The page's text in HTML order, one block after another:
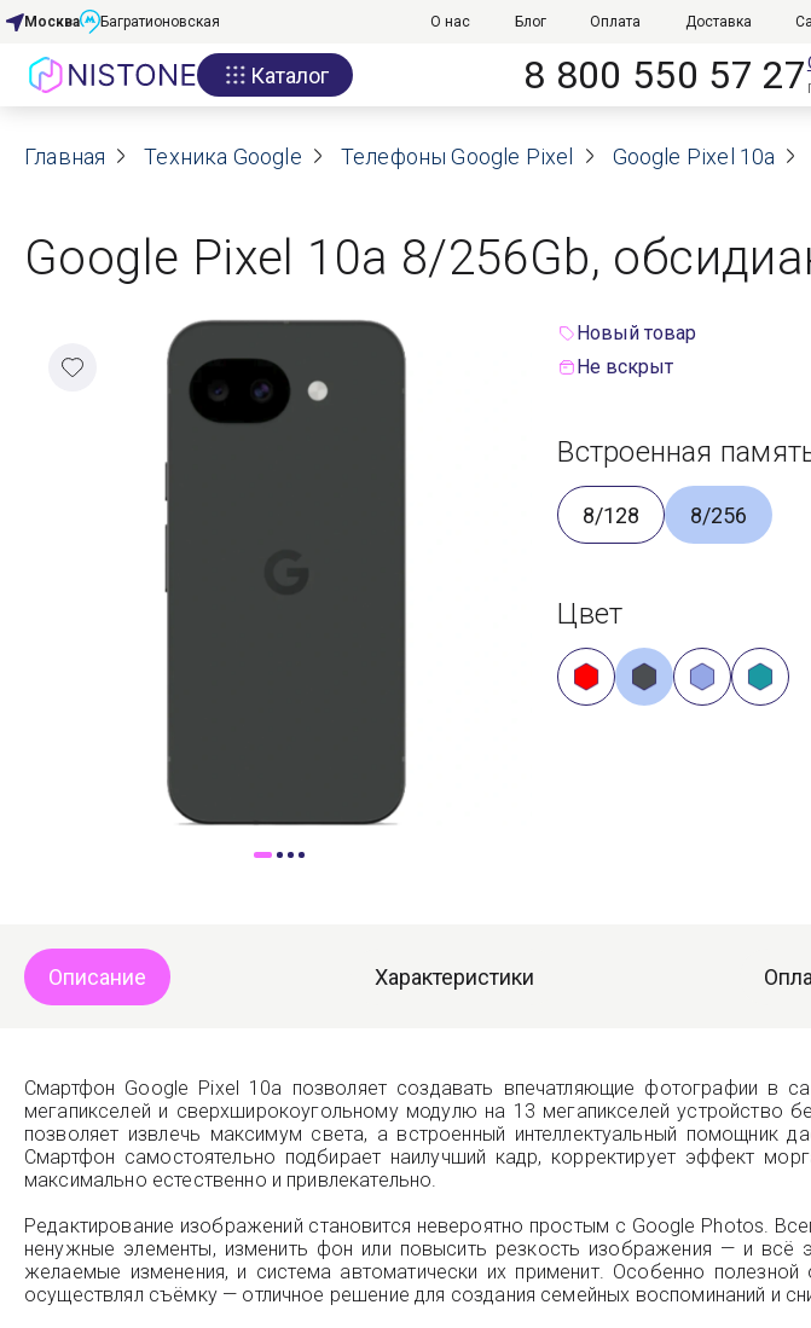
Акции
О нас
Договор оферты
Реквизиты
Контакты
Москва Багратионовская О нас Блог Оплата Доставка
Каталог 8 800 550 57 27
Главная Техника Google Телефоны Google Pixel Google Pixel 10a
Google Pixel 10a 8/256Gb,
Новый товар
Не вскрыт
Встроенная
8/128 8/256
Цвет
Описание Характеристики
Смартфон Google Pixel 10a позволяет создавать впечатляющие фотографии в
мегапикселей и сверхширокоугольному модулю на 13 мегапикселей
позволяет извлечь максимум света, а встроенный интеллектуальный
Смартфон самостоятельно подбирает наилучший кадр, корректирует эффект
максимально естественно и привлекательно.
Редактирование изображений становится невероятно простым с Google Photos.
ненужные элементы, изменить фон или повысить резкость изображения — и
желаемые изменения, и система автоматически их применит. Особенно
осуществлял съёмку — отличное решение для создания семейных воспоминаний и